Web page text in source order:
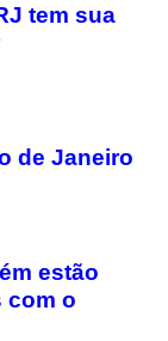
tem sua
de Janeiro
estão
com o